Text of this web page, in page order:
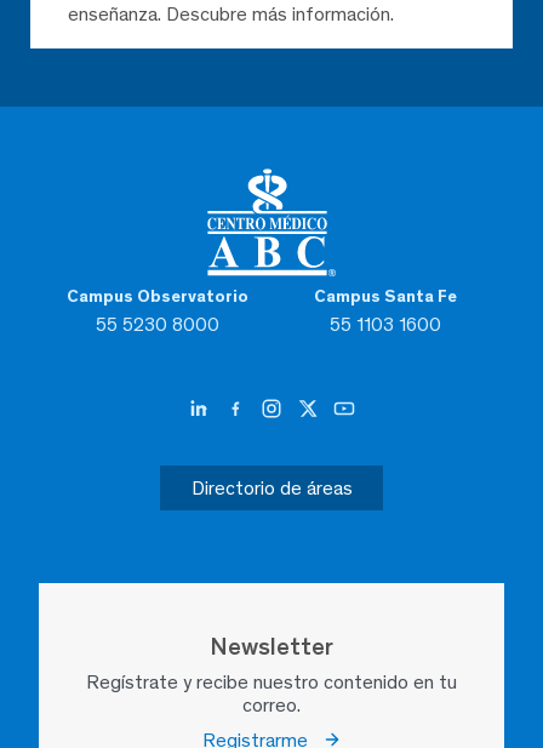
Campus Observatorio
55 5230 8000
Campus Santa Fe
55 1103 1600
Directorio de áreas
Newsletter
Regístrate y recibe nuestro contenido en tu
correo.
Registrarme
enseñanza. Descubre más información.